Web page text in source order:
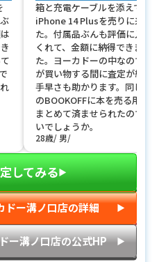
箱と充電ケーブルを添えて
iPhone 14 Plusを売りに来ま
た。付属品ぶんも評価に入れ
くれて、金額に納得できまし
た。ヨーカドーの中なので家
が買い物する間に査定が終わ
手早さも助かります。同じ1階
のBOOKOFFに本を売る用事と
まとめて済ませられたのでは
いでしょうか。
28歳 男
してみる▶︎
ドー溝ノ口店の詳細 ▶︎
ー溝ノ口店の公式HP ▶︎